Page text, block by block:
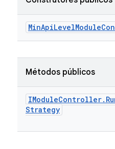
MinApiLevelModule
Métodos públicos
IModuleController.
Strategy